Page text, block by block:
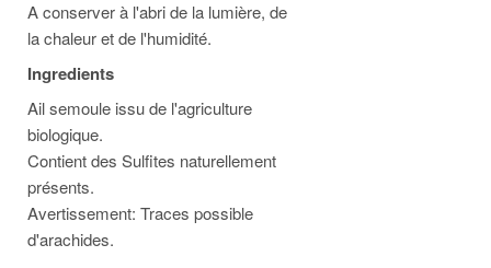
A conserver à l'abri de la lumière, de
la chaleur et de l'humidité.
Ingredients
Ail semoule issu de l'agriculture
biologique.
Contient des Sulfites naturellement
présents.
Avertissement: Traces possible
d'arachides.